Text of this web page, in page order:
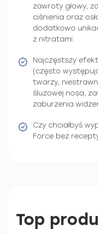
zawroty głowy,
ciśnienia oraz
dodatkowo
z nitratami.
Najczęstszy
(często
twarzy,
śluzowej nosa,
zaburzenia
Czy chciałbyś
Force bez
Top